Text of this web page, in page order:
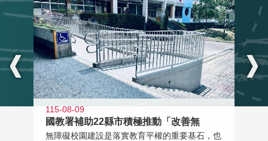
115-08-09
國教署補助22縣市積極推動「改善無
無障礙校園建設是落實教育平權的重要基石，也